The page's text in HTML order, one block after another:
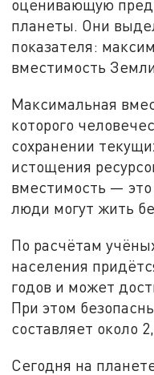
оценивающую
планеты. Они
показателя:
вместимость
Максимальная
которого
сохранении
истощения
вместимость — это
люди могут жить
По расчётам
населения
годов и может
При этом
составляет около
Сегодня на